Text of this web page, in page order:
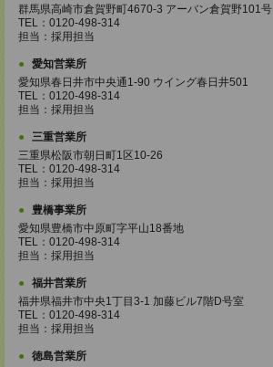
群馬県高崎市倉賀野町4670-3 アーバン倉賀野101号
TEL：0120-498-314
担当：採用担当
愛知営業所
愛知県春日井市中央通1-90 ウイング春日井501
TEL：0120-498-314
担当：採用担当
三重営業所
三重県松阪市朝日町1区10-26
TEL：0120-498-314
担当：採用担当
豊橋事業所
愛知県豊橋市中原町字平山18番地
TEL：0120-498-314
担当：採用担当
福井営業所
福井県福井市中央1丁目3-1 加藤ビル7階D号室
TEL：0120-498-314
担当：採用担当
徳島営業所